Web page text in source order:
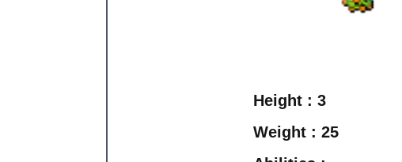
Height :3
Weight :25